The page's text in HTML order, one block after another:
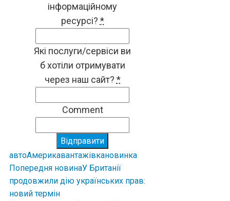
інформаційному
ресурсі? *
Які послуги/сервіси ви
б хотіли отримувати
через наш сайт? *
Comment
Відправити
автоАмерикавантажівкановинка
Попередня новинаУ Британії
продовжили дію українських прав:
новий термін